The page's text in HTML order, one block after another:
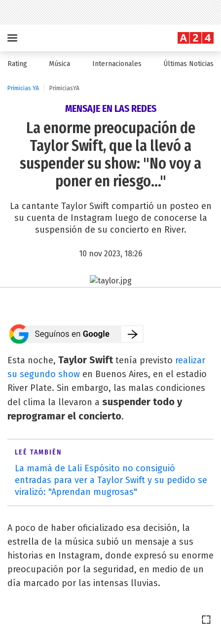
Rating Música Internacionales Últimas Noticias
Primicias YA PrimiciasYA
MENSAJE EN LAS REDES
La enorme preocupación de
Taylor Swift, que la llevó a
suspender su show: "No voy a
poner en riesgo..."
La cantante Taylor Swift compartió un posteo en
su cuenta de Instagram luego de conocerse la
suspensión de su concierto en River.
10 nov 2023, 18:26
Esta noche, Taylor Swift tenía previsto realizar
su segundo show en Buenos Aires, en el estadio
River Plate. Sin embargo, las malas condiciones
del clima la llevaron a suspender todo y
reprogramar el concierto.
LEÉ TAMBIÉN
La mamá de Lali Espósito no consiguió
entradas para ver a Taylor Swift y su pedido se
viralizó: "Aprendan mugrosas"
A poco de haber oficializado esa decisión, la
estrella de la música subió un mensaje a sus
historias en Instagram, donde expresó su enorme
preocupación por la seguridad, en medio de un
día marcado por las intensas lluvias.